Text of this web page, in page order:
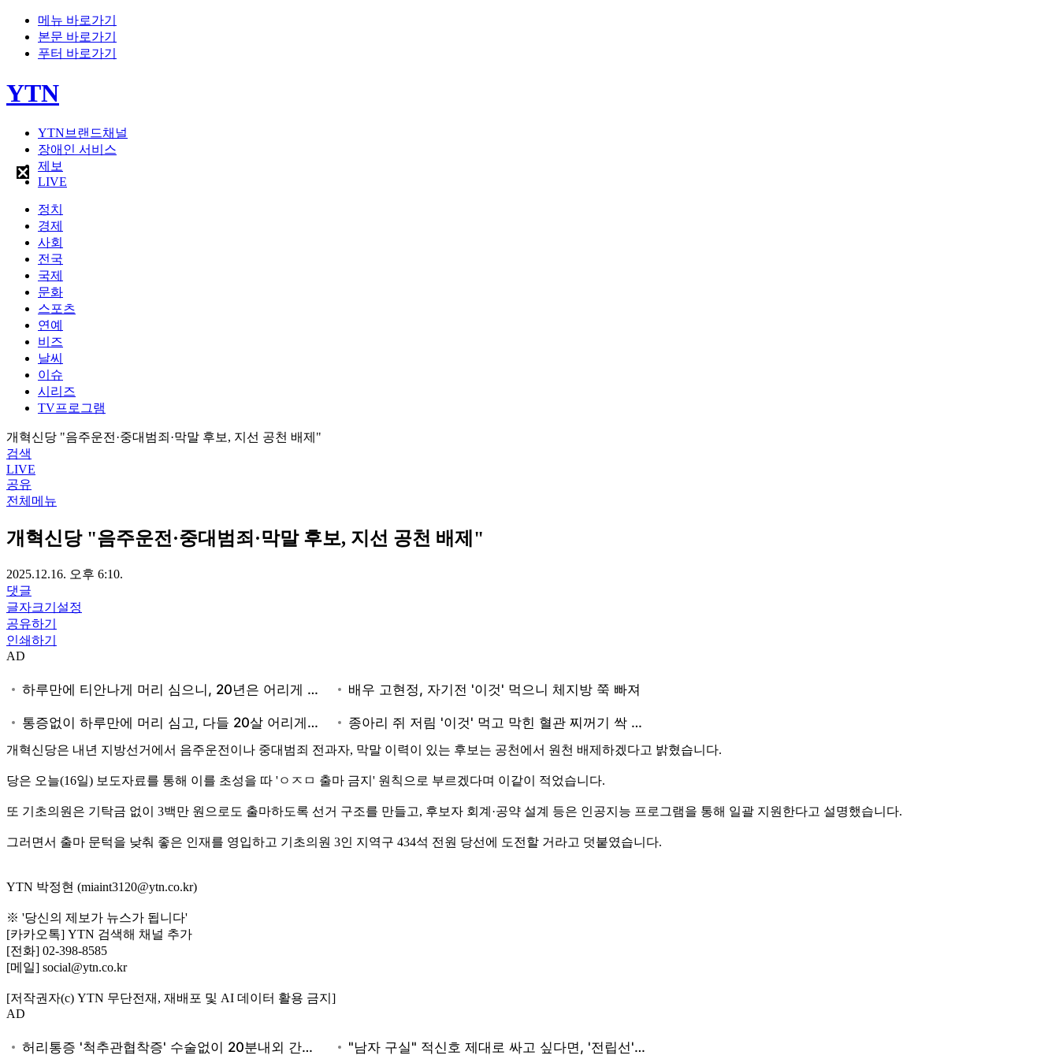
메뉴 바로가기
본문 바로가기
푸터 바로가기
YTN
YTN브랜드채널
장애인 서비스
제보
LIVE
정치
경제
사회
전국
국제
문화
스포츠
연예
비즈
날씨
이슈
시리즈
TV프로그램
개혁신당 "음주운전·중대범죄·막말 후보, 지선 공천 배제"
검색
LIVE
공유
전체메뉴
개혁신당 "음주운전·중대범죄·막말 후보, 지선 공천 배제"
2025.12.16. 오후 6:10.
댓글
글자크기설정
공유하기
인쇄하기
AD
개혁신당은 내년 지방선거에서 음주운전이나 중대범죄 전과자, 막말 이력이 있는 후보는 공천에서 원천 배제하겠다고 밝혔습니다.
당은 오늘(16일) 보도자료를 통해 이를 초성을 따 'ㅇㅈㅁ 출마 금지' 원칙으로 부르겠다며 이같이 적었습니다.
또 기초의원은 기탁금 없이 3백만 원으로도 출마하도록 선거 구조를 만들고, 후보자 회계·공약 설계 등은 인공지능 프로그램을 통해 일괄 지원한다고 설명했습니다.
그러면서 출마 문턱을 낮춰 좋은 인재를 영입하고 기초의원 3인 지역구 434석 전원 당선에 도전할 거라고 덧붙였습니다.
YTN 박정현 (miaint3120@ytn.co.kr)
※ '당신의 제보가 뉴스가 됩니다'
[카카오톡] YTN 검색해 채널 추가
[전화] 02-398-8585
[메일] social@ytn.co.kr
[저작권자(c) YTN 무단전재, 재배포 및 AI 데이터 활용 금지]
AD